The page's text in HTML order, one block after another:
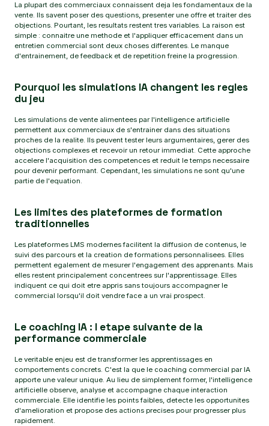
La plupart des commerciaux connaissent deja les fondamentaux de la
vente. Ils savent poser des questions, presenter une offre et traiter des
objections. Pourtant, les resultats restent tres variables. La raison est
simple : connaitre une methode et l'appliquer efficacement dans un
entretien commercial sont deux choses differentes. Le manque
d'entrainement, de feedback et de repetition freine la progression.
Pourquoi les simulations IA changent les regles
du jeu
Les simulations de vente alimentees par l'intelligence artificielle
permettent aux commerciaux de s'entrainer dans des situations
proches de la realite. Ils peuvent tester leurs argumentaires, gerer des
objections complexes et recevoir un retour immediat. Cette approche
accelere l'acquisition des competences et reduit le temps necessaire
pour devenir performant. Cependant, les simulations ne sont qu'une
partie de l'equation.
Les limites des plateformes de formation
traditionnelles
Les plateformes LMS modernes facilitent la diffusion de contenus, le
suivi des parcours et la creation de formations personnalisees. Elles
permettent egalement de mesurer l'engagement des apprenants. Mais
elles restent principalement concentrees sur l'apprentissage. Elles
indiquent ce qui doit etre appris sans toujours accompagner le
commercial lorsqu'il doit vendre face a un vrai prospect.
Le coaching IA : l etape suivante de la
performance commerciale
Le veritable enjeu est de transformer les apprentissages en
comportements concrets. C'est la que le coaching commercial par IA
apporte une valeur unique. Au lieu de simplement former, l'intelligence
artificielle observe, analyse et accompagne chaque interaction
commerciale. Elle identifie les points faibles, detecte les opportunites
d'amelioration et propose des actions precises pour progresser plus
rapidement.